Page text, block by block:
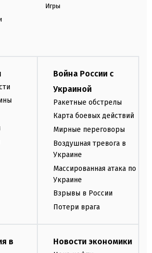
Игры
Война России с
Украиной
Ракетные обстрелы
Карта боевых действий
Мирные переговоры
Воздушная тревога в
Украине
Массированная атака по
Украине
Взрывы в России
Потери врага
в
Новости экономики